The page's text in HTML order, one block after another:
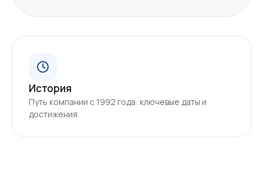
История
Путь компании с 1992 года: ключевые даты и
достижения.